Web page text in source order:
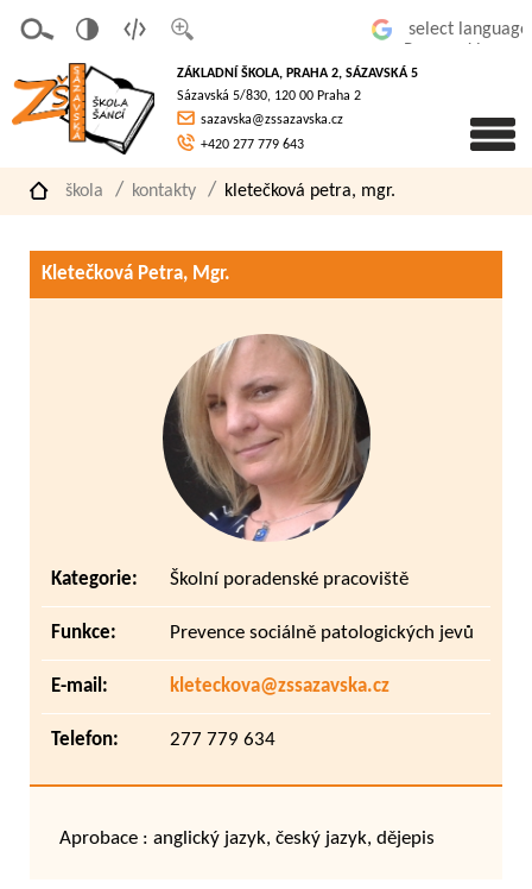
písmo
á
verze
pro
slaboz
raké
ZÁKLADNÍ ŠKOLA, PRAHA 2, SÁZAVSKÁ 5
Sázavská 5/830, 120 00 Praha 2
sazavska@zssazavska.cz
+420 277 779 643
škola kontakty kletečková petra, mgr.
Kletečková Petra, Mgr.
Kategorie: Školní poradenské pracoviště
Funkce: Prevence sociálně patologických jevů
E-mail: kleteckova@zssazavska.cz
Telefon: 277 779 634
Aprobace : anglický jazyk, český jazyk, dějepis